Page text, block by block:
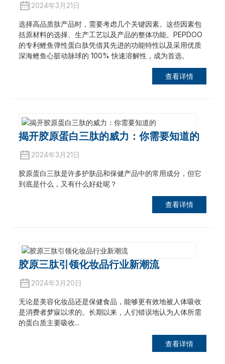
2024年3月21日
选择高品质肽产品时，需要考虑几个关键因素。这些因素包
括原材料的选择、生产工艺以及产品的整体功能。PEPDOO
的专利鲣鱼弹性蛋白肽凭借其先进的功能特性以及采用优质
深海鲣鱼心脏动脉球的 100% 快速溶解性，成为首选。
查看详情
揭开胶原蛋白三肽的威力：你需要知道的
2024年3月21日
胶原蛋白三肽是许多护肤品和保健产品中的常用成分，但它
到底是什么，又有什么好处呢？
查看详情
胶原三肽引领化妆品行业新潮流
2024年3月20日
无论是美容化妆品还是保健食品，能够更有效地被人体吸收
是消费者梦寐以求的。长期以来，人们错误地认为人体所需
的蛋白质主要吸收...
查看详情